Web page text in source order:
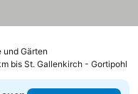
und Gärten
bis St. Gallenkirch - Gortipohl